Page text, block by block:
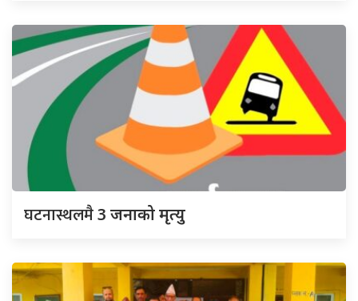
घटनास्थलमै3 जनाको मृत्यु